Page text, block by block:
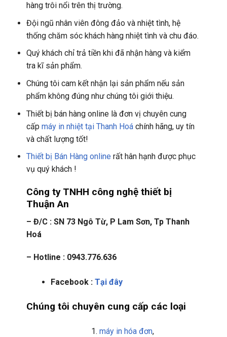
hàng trôi nổi trên thị trường.
Đội ngũ nhân viên đông đảo và nhiệt tình, hệ
thống chăm sóc khách hàng nhiệt tình và chu đáo.
Quý khách chỉ trả tiền khi đã nhận hàng và kiểm
tra kĩ sản phẩm.
Chúng tôi cam kết nhận lại sản phẩm nếu sản
phẩm không đúng như chúng tôi giới thiệu.
Thiết bị bán hàng online là đơn vị chuyên cung
cấp máy in nhiệt tại Thanh Hoáchính hãng, uy tín
và chất lượng tốt!
Thiết bị Bán Hàng online rất hân hạnh được phục
vụ quý khách !
Công ty TNHH công nghệ thiết bị
Thuận An
– Đ/C : SN 73 Ngô Từ, P Lam Sơn, Tp Thanh
Hoá
– Hotline : 0943.776.636
Facebook : Tại đây
Chúng tôi chuyên cung cấp các loại
máy in hóa đơn,